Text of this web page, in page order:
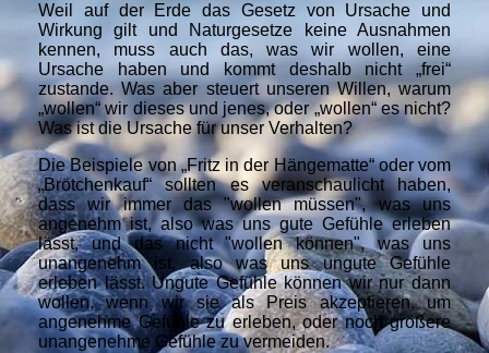
Weil auf der Erde das Gesetz von Ursache und
Wirkung gilt und Naturgesetze keine Ausnahmen
kennen, muss auch das, was wir wollen, eine
Ursache haben undkommt deshalb nicht „frei“
zustande. Was aber steuert unseren Willen, warum
„wollen“ wir dieses und jenes, oder „wollen“ es nicht?
Was ist die Ursache für unser Verhalten?
Die Beispiele von „Fritz in der Hängematte“ oder vom
„Brötchenkauf“ sollten es veranschaulicht haben,
dass wir immer das "wollen müssen", was uns
angenehm ist, also was uns gute Gefühle erleben
lässt, und das nicht "wollen können", was uns
unangenehm ist, also was uns ungute Gefühle
erleben lässt. Ungute Gefühle können wir nur dann
wollen, wenn wir sie als Preis akzeptieren, um
angenehme Gefühle zu erleben, oder noch größere
unangenehme Gefühle zu vermeiden.